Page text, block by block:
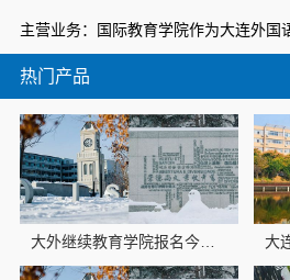
热门产品
大外继续教育学院报名今日信息